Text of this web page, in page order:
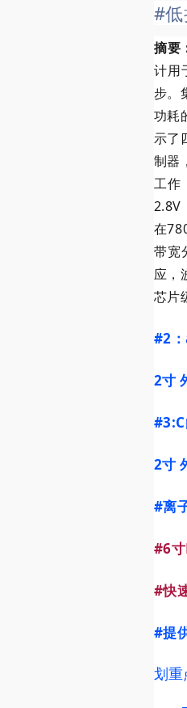
#
摘要
计用
步。
功耗
示了
制器
工作
2.8V
在
带宽
应，
芯片
#2
2寸
#3
2寸
#离
#6
#快
#提
划重